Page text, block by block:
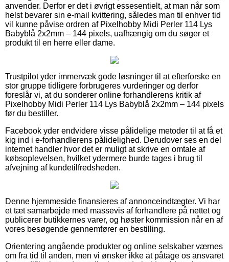
anvender. Derfor er det i øvrigt essesentielt, at man når som
helst bevarer sin e-mail kvittering, således man til enhver tid
vil kunne påvise ordren af Pixelhobby Midi Perler 114 Lys
Babyblå 2x2mm – 144 pixels, uafhængig om du søger et
produkt til en herre eller dame.
Trustpilot yder immervæk gode løsninger til at efterforske en
stor gruppe tidligere forbrugeres vurderinger og derfor
foreslår vi, at du sonderer online forhandlerens kritik af
Pixelhobby Midi Perler 114 Lys Babyblå 2x2mm – 144 pixels
før du bestiller.
Facebook yder endvidere visse pålidelige metoder til at få et
kig ind i e-forhandlerens pålidelighed. Derudover ses en del
internet handler hvor det er muligt at skrive en omtale af
købsoplevelsen, hvilket ydermere burde tages i brug til
afvejning af kundetilfredsheden.
Denne hjemmeside finansieres af annonceindtægter. Vi har
et tæt samarbejde med massevis af forhandlere på nettet og
publicerer butikkernes varer, og høster kommission når en af
vores besøgende gennemfører en bestilling.
Orientering angående produkter og online selskaber værnes
om fra tid til anden, men vi ønsker ikke at påtage os ansvaret